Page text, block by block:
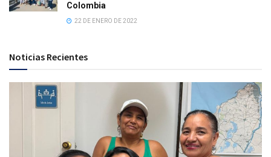
Colombia
22 DE ENERO DE 2022
Noticias Recientes